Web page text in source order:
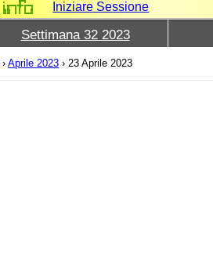
Iniziare Sessione
Settimana 32 2023
›Aprile 2023 ›23 Aprile 2023